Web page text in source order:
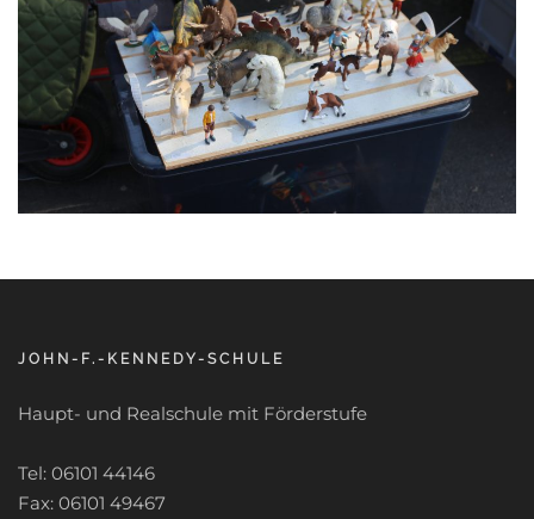
JOHN-F.-KENNEDY-SCHULE
Haupt- und Realschule mit Förderstufe
Tel: 06101 44146
Fax: 06101 49467